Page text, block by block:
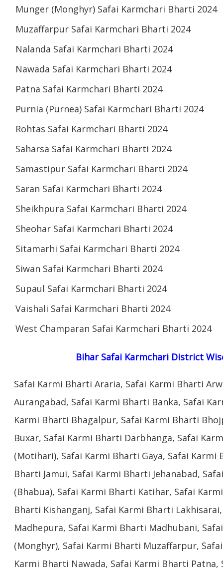
Munger (Monghyr) Safai Karmchari Bharti 2024
Muzaffarpur Safai Karmchari Bharti 2024
Nalanda Safai Karmchari Bharti 2024
Nawada Safai Karmchari Bharti 2024
Patna Safai Karmchari Bharti 2024
Purnia (Purnea) Safai Karmchari Bharti 2024
Rohtas Safai Karmchari Bharti 2024
Saharsa Safai Karmchari Bharti 2024
Samastipur Safai Karmchari Bharti 2024
Saran Safai Karmchari Bharti 2024
Sheikhpura Safai Karmchari Bharti 2024
Sheohar Safai Karmchari Bharti 2024
Sitamarhi Safai Karmchari Bharti 2024
Siwan Safai Karmchari Bharti 2024
Supaul Safai Karmchari Bharti 2024
Vaishali Safai Karmchari Bharti 2024
West Champaran Safai Karmchari Bharti 2024
Bihar Safai Karmchari District
Safai Karmi Bharti Araria, Safai Karmi Bharti
Aurangabad, Safai Karmi Bharti Banka, Safai
Karmi Bharti Bhagalpur, Safai Karmi Bharti
Buxar, Safai Karmi Bharti Darbhanga, Safai
(Motihari), Safai Karmi Bharti Gaya, Safai Karmi
Bharti Jamui, Safai Karmi Bharti Jehanabad,
(Bhabua), Safai Karmi Bharti Katihar, Safai
Bharti Kishanganj, Safai Karmi Bharti
Madhepura, Safai Karmi Bharti Madhubani,
(Monghyr), Safai Karmi Bharti Muzaffarpur,
Karmi Bharti Nawada, Safai Karmi Bharti